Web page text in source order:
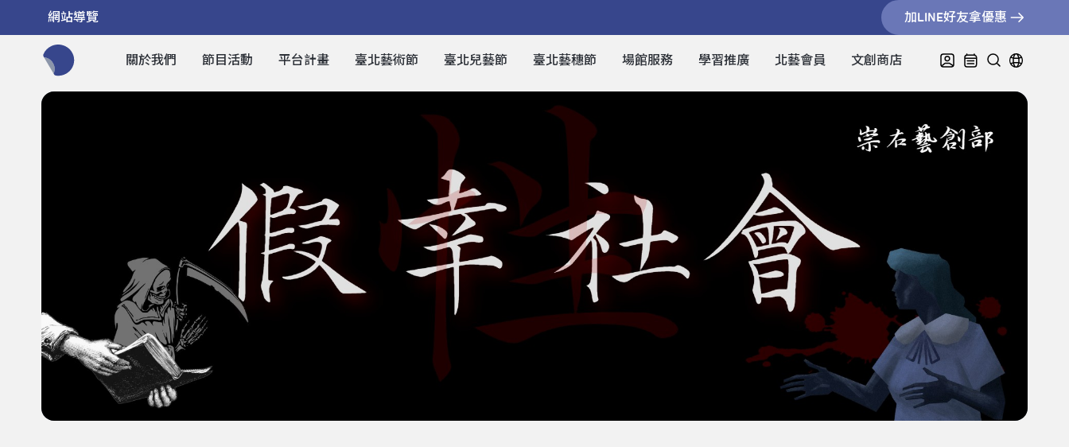
網站導覽 加LINE好友拿優惠
關於我們 節目活動 平台計畫 臺北藝術節 臺北兒藝節 臺北藝穗節 場館服務 學習推廣 北藝會員 文創商店